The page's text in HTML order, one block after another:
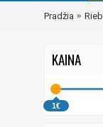
Pradžia
KAINA
1€